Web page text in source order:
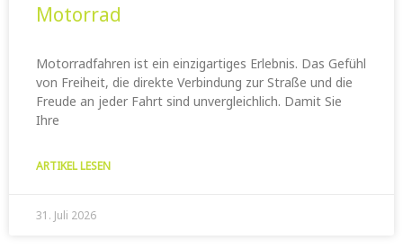
Motorrad
Motorradfahren ist ein einzigartiges Erlebnis. Das Gefühl
von Freiheit, die direkte Verbindung zur Straße und die
Freude an jeder Fahrt sind unvergleichlich. Damit Sie
Ihre
ARTIKEL LESEN
31. Juli 2026